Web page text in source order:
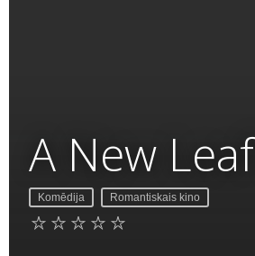
A New Leaf
Komēdija Romantiskais kino